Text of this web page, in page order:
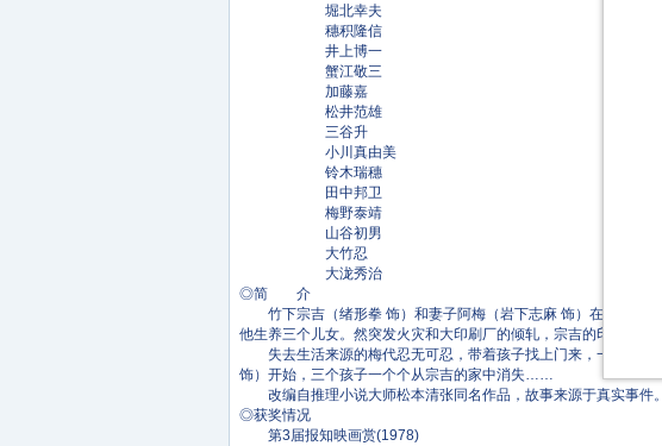
堀北幸夫
穗积隆信
井上博一
蟹江敬三
加藤嘉
松井范雄
三谷升
小川真由美
铃木瑞穗
田中邦卫
梅野泰靖
山谷初男
大竹忍
大泷秀治
◎简 介
竹下宗吉（绪形拳 饰）和妻子阿梅（岩下志麻 饰）在川越市经
他生养三个儿女。然突发火灾和大印刷厂的倾轧，宗吉的印刷店每
失去生活来源的梅代忍无可忍，带着孩子找上门来，一番争吵
饰）开始，三个孩子一个个从宗吉的家中消失……
改编自推理小说大师松本清张同名作品，故事来源于真实事件。
◎获奖情况
第3届报知映画赏(1978)